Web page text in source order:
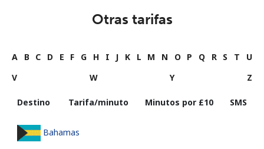
Otras tarifas
A B C D E F G H I J K L M N O P Q R S T
U
V
W Y Z
Destino Tarifa/minuto Minutos por ⁦£10⁩ SMS
Bahamas